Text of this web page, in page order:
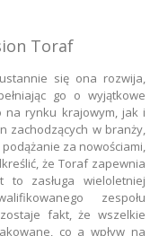
Toraf
się ona rozwija,
go o wyjątkowe
na rynku krajowym, jak i
zachodzących w branży,
za nowościami,
że Toraf zapewnia
to zasługa wieloletniej
zespołu
fakt, że wszelkie
co a wpływ na